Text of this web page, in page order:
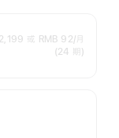
或
RMB 92/月
(24 期)